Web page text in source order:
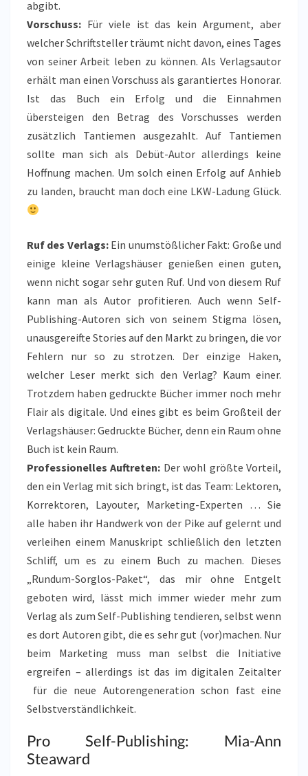
abgibt.
Vorschuss: Für viele ist das kein Argument, aber
welcher Schriftsteller träumt nicht davon, eines Tages
von seiner Arbeit leben zu können. Als Verlagsautor
erhält man einen Vorschuss als garantiertes Honorar.
Ist das Buch ein Erfolg und die Einnahmen
übersteigen den Betrag des Vorschusses werden
zusätzlich Tantiemen ausgezahlt. Auf Tantiemen
sollte man sich als Debüt-Autor allerdings keine
Hoffnung machen. Um solch einen Erfolg auf Anhieb
zu landen, braucht man doch eine LKW-Ladung Glück.
Ruf des Verlags: Ein unumstößlicher Fakt: Große und
einige kleine Verlagshäuser genießen einen guten,
wenn nicht sogar sehr guten Ruf. Und von diesem Ruf
kann man als Autor profitieren. Auch wenn Self-
Publishing-Autoren sich von seinem Stigma lösen,
unausgereifte Stories auf den Markt zu bringen, die vor
Fehlern nur so zu strotzen. Der einzige Haken,
welcher Leser merkt sich den Verlag? Kaum einer.
Trotzdem haben gedruckte Bücher immer noch mehr
Flair als digitale. Und eines gibt es beim Großteil der
Verlagshäuser: Gedruckte Bücher, denn ein Raum ohne
Buch ist kein Raum.
Professionelles Auftreten: Der wohl größte Vorteil,
den ein Verlag mit sich bringt, ist das Team: Lektoren,
Korrektoren, Layouter, Marketing-Experten … Sie
alle haben ihr Handwerk von der Pike auf gelernt und
verleihen einem Manuskript schließlich den letzten
Schliff, um es zu einem Buch zu machen. Dieses
„Rundum-Sorglos-Paket“, das mir ohne Entgelt
geboten wird, lässt mich immer wieder mehr zum
Verlag als zum Self-Publishing tendieren, selbst wenn
es dort Autoren gibt, die es sehr gut (vor)machen. Nur
beim Marketing muss man selbst die Initiative
ergreifen – allerdings ist das im digitalen Zeitalter
für die neue Autorengeneration schon fast eine
Selbstverständlichkeit.
Pro Self-Publishing: Mia-Ann
Steaward